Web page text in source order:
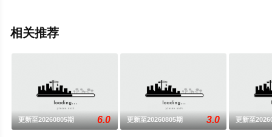
相关推荐
更新至20260805期 6.0 更新至20260805期 3.0 更新至